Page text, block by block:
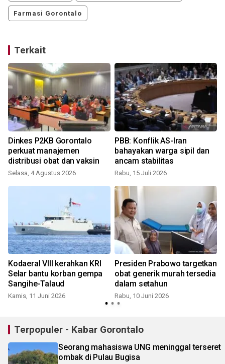
Farmasi Gorontalo
Terkait
Dinkes P2KB Gorontalo
perkuat manajemen
distribusi obat dan vaksin
Selasa, 4 Agustus 2026
PBB: Konflik AS-Iran
bahayakan warga sipil dan
ancam stabilitas
Rabu, 15 Juli 2026
Kodaeral VIII kerahkan KRI
Selar bantu korban gempa
Sangihe-Talaud
Kamis, 11 Juni 2026
Presiden Prabowo targetkan
obat generik murah tersedia
dalam setahun
Rabu, 10 Juni 2026
Terpopuler - Kabar Gorontalo
Seorang mahasiswa UNG meninggal terseret
ombak di Pulau Bugisa